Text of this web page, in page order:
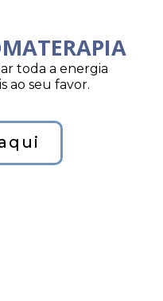
toda a energia
ao seu favor.